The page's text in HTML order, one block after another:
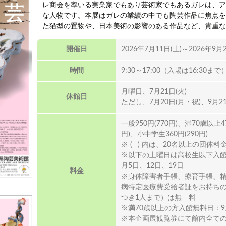
レ商会を率いる実業家でもあり芸術家でもあるガレは、
な人物です。本展はガレの業績の中でも陶芸作品に焦点
た猫型の置物や、日本美術の影響のある作品など、貴重
開催日 2026年7月11日(土)～2026年9月
時間 9:30～17:00（入場は16:30まで
休館日
月曜日、7月21日(火)
ただし、7月20日(月・祝)、9月
料金
一般950円(770円)、満70歳以上
円)、小中学生360円(290円)
※ ( ) 内は、20名以上の団体料
※以下の土曜日は高校生以下入
月5日、12日、19日
※身体障害者手帳、療育手帳、
病特定医療費受給者証をお持ち
つき1人まで）は無 料
※満70歳以上の方入館無料日：
※本企画展観覧券にて館内全て